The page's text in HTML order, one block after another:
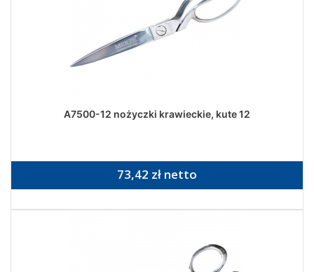
A7500-12 nożyczki krawieckie, kute 12
73,42 zł netto